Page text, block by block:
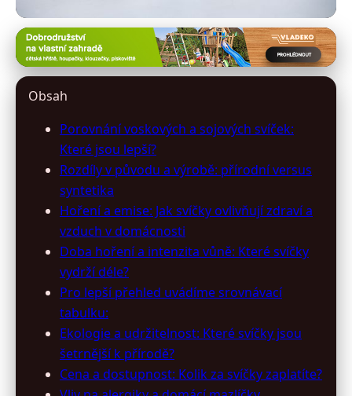
asnilek-shop.cz
Voskové vs. Sojové Svíčky: Které
25. 6. 2026 · 10 min čtení · Autor: Milan Fiala
Obsah
Porovnání voskových a sojových svíček:
Které jsou lepší?
Rozdíly v původu a výrobě: přírodní versus
syntetika
Hoření a emise: Jak svíčky ovlivňují zdraví a
vzduch v domácnosti
Doba hoření a intenzita vůně: Které svíčky
vydrží déle?
Pro lepší přehled uvádíme srovnávací
tabulku:
Ekologie a udržitelnost: Které svíčky jsou
šetrnější k přírodě?
Cena a dostupnost: Kolik za svíčky zaplatíte?